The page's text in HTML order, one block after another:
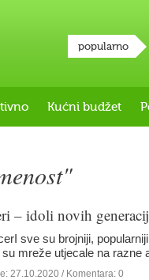
popularno
Kućni budžet
– idoli novih
sve su brojniji,
su mreže utjecale na
27.10.2020 / Komentara: 0